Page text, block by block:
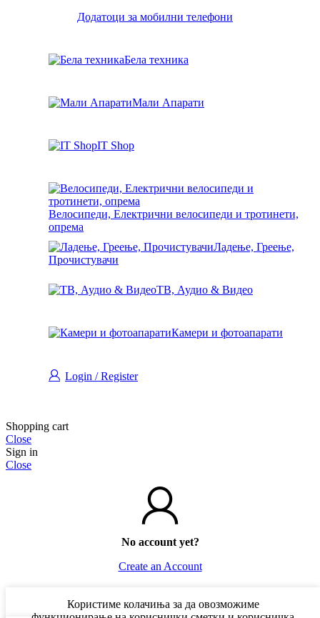
Додатоци за мобилни телефони
Бела техника
Мали Апарати
IT Shop
Велосипеди, Електрични велосипеди и тротинети,
опрема
Ладење, Греење,
Прочистувачи
ТВ, Аудио & Видео
Камери и фотоапарати
Login / Register
Shopping cart
Close
Sign in
Close
No account yet?
Create an Account
Користиме колачиња за да овозможиме